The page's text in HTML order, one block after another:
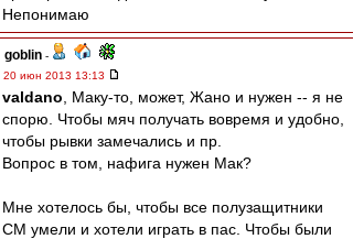
Непонимаю
goblin -
20 июн 2013 13:13
valdano , Маку-то, может, Жано и нужен -- я не
спорю. Чтобы мяч получать вовремя и удобно,
чтобы рывки замечались и пр.
Вопрос в том, нафига нужен Мак?
Мне хотелось бы, чтобы все полузащитники
СМ умели и хотели играть в пас. Чтобы были